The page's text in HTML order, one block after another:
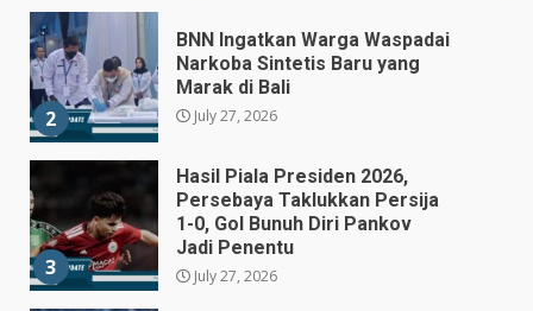
2
BNN Ingatkan Warga Waspadai
Narkoba Sintetis Baru yang
Marak di Bali
July 27, 2026
3
Hasil Piala Presiden 2026,
Persebaya Taklukkan Persija
1-0, Gol Bunuh Diri Pankov
Jadi Penentu
July 27, 2026